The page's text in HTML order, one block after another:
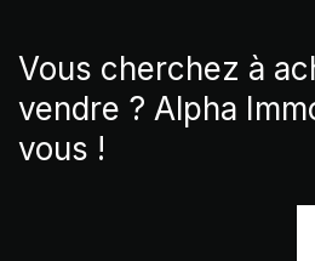
Vous cherchez à
vendre ? Alpha
vous !